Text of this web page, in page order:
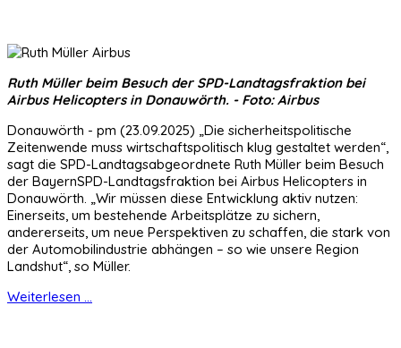
Ruth Müller beim Besuch der SPD-Landtagsfraktion bei
Airbus Helicopters in Donauwörth. - Foto: Airbus
Donauwörth - pm (23.09.2025) „Die sicherheitspolitische
Zeitenwende muss wirtschaftspolitisch klug gestaltet werden“,
sagt die SPD-Landtagsabgeordnete Ruth Müller beim Besuch
der BayernSPD-Landtagsfraktion bei Airbus Helicopters in
Donauwörth. „Wir müssen diese Entwicklung aktiv nutzen:
Einerseits, um bestehende Arbeitsplätze zu sichern,
andererseits, um neue Perspektiven zu schaffen, die stark von
der Automobilindustrie abhängen – so wie unsere Region
Landshut“, so Müller.
Weiterlesen ...